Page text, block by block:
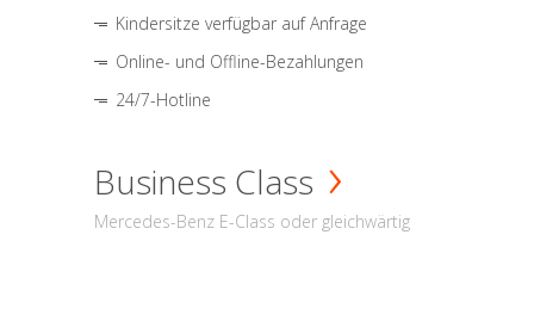
Kindersitze verfügbar auf Anfrage
Online- und Offline-Bezahlungen
24/7-Hotline
Business Class
Mercedes-Benz E-Class oder gleichwärtig